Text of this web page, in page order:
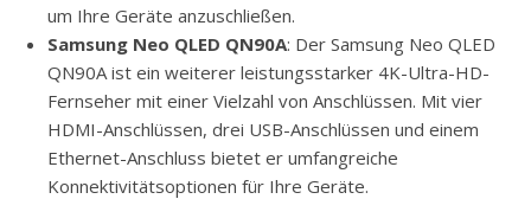
um Ihre Geräte anzuschließen.
Samsung Neo QLED QN90A: Der Samsung Neo QLED
QN90A ist ein weiterer leistungsstarker 4K-Ultra-HD-
Fernseher mit einer Vielzahl von Anschlüssen. Mit vier
HDMI-Anschlüssen, drei USB-Anschlüssen und einem
Ethernet-Anschluss bietet er umfangreiche
Konnektivitätsoptionen für Ihre Geräte.